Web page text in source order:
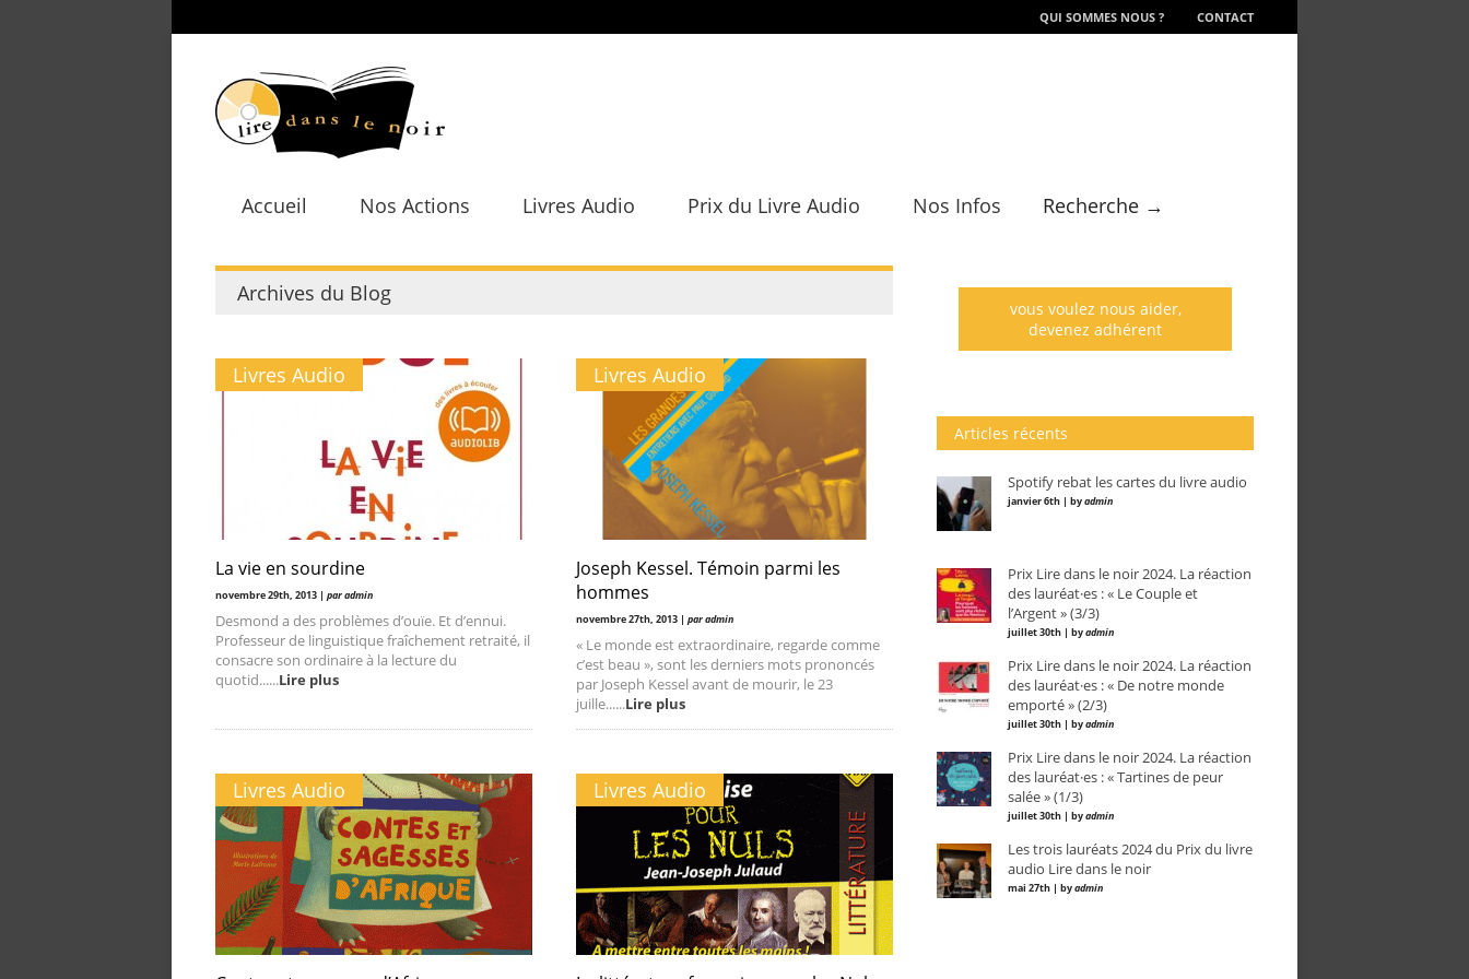
QUI SOMMES NOUS ? CONTACT
Accueil Nos Actions Livres Audio Prix du Livre Audio Nos Infos Recherche →
Archives du Blog
Livres Audio
La vie en sourdine
novembre 29th, 2013 | par admin
Desmond a des problèmes d’ouïe. Et d’ennui.
Professeur de linguistique fraîchement retraité, il
consacre son ordinaire à la lecture du
quotid......Lire plus
Livres Audio
Joseph Kessel. Témoin parmi les
hommes
novembre 27th, 2013 | par admin
« Le monde est extraordinaire, regarde comme
c’est beau », sont les derniers mots prononcés
par Joseph Kessel avant de mourir, le 23
juille......Lire plus
Livres Audio Livres Audio
vous voulez nous aider,
devenez adhérent
Articles récents
Spotify rebat les cartes du livre audio
janvier 6th | byadmin
Prix Lire dans le noir 2024. La réaction
des lauréat·es : « Le Couple et
l’Argent » (3/3)
juillet 30th | byadmin
Prix Lire dans le noir 2024. La réaction
des lauréat·es : « De notre monde
emporté » (2/3)
juillet 30th | byadmin
Prix Lire dans le noir 2024. La réaction
des lauréat·es : « Tartines de peur
salée » (1/3)
juillet 30th | byadmin
Les trois lauréats 2024 du Prix du livre
audio Lire dans le noir
mai 27th | byadmin